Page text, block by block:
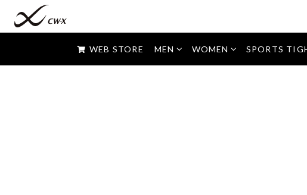
WEB STORE MEN WOMEN SPORTS
ショート丈・ハーフ丈
トレーニング・ダンスなど